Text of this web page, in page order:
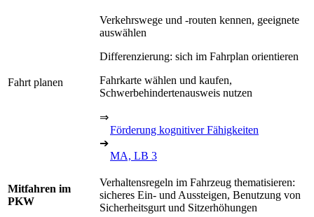
Fahrt planen
Verkehrswege und -routen kennen, geeignete
auswählen
Differenzierung: sich im Fahrplan orientieren
Fahrkarte wählen und kaufen,
Schwerbehindertenausweis nutzen
⇒
Förderung kognitiver Fähigkeiten
➔
MA, LB 3
Mitfahren im
PKW
Verhaltensregeln im Fahrzeug thematisieren:
sicheres Ein- und Aussteigen, Benutzung von
Sicherheitsgurt und Sitzerhöhungen